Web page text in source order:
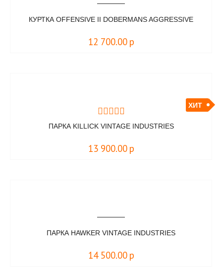
КУРТКА OFFENSIVE II DOBERMANS AGGRESSIVE
12 700.00 р
ХИТ
ПАРКА KILLICK VINTAGE INDUSTRIES
13 900.00 р
ПАРКА HAWKER VINTAGE INDUSTRIES
14 500.00 р